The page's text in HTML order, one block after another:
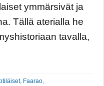
ymmärsivät ja
Tällä aterialla he
tavalla,
, Faarao